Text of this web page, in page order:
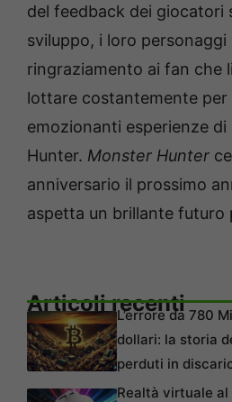
del feedback dei giocatori
sviluppo, i loro personaggi
ringraziamento ai fan che
lottare costantemente per
emozionanti esperienze
Hunter. Monster Hunter
anniversario il prossimo
aspetta un brillante futuro
Articoli recenti
L’errore da 780
dollari: la storia
perduti in
Realtà virtuale al